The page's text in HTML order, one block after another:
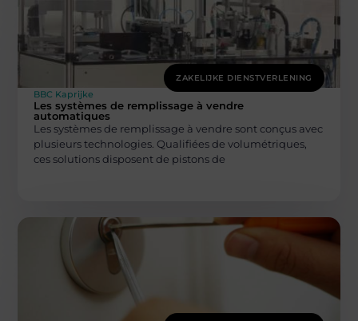
ZAKELIJKE DIENSTVERLENING
BBC Kaprijke
Les systèmes de remplissage à vendre
automatiques
Les systèmes de remplissage à vendre sont conçus avec
plusieurs technologies. Qualifiées de volumétriques,
ces solutions disposent de pistons de